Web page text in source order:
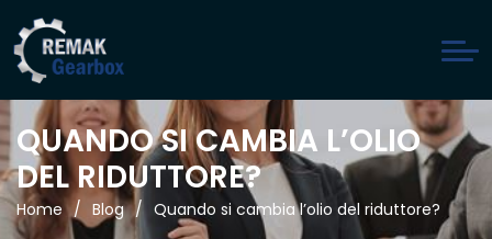
QUANDO SI CAMBIA L’OLIO
DEL RIDUTTORE?
Home Blog Quando si cambia l’olio del riduttore?